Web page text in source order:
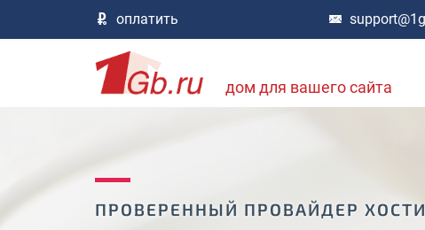
оплатить
дом для вашего сайта
ПРОВЕРЕННЫЙ ПРОВАЙДЕР